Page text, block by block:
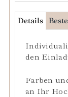
Details
den
Farben
an Ihr